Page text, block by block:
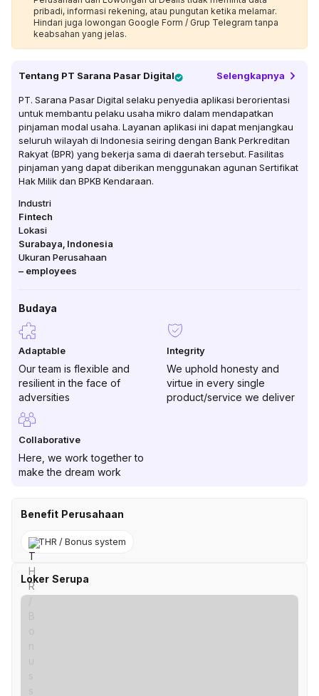
pribadi, informasi rekening, atau pungutan ketika melamar.
Hindari juga lowongan Google Form / Grup Telegram tanpa
keabsahan yang jelas.
Tentang PT Sarana Pasar Digital Selengkapnya
PT. Sarana Pasar Digital selaku penyedia aplikasi berorientasi
untuk membantu pelaku usaha mikro dalam mendapatkan
pinjaman modal usaha. Layanan aplikasi ini dapat menjangkau
seluruh wilayah di Indonesia seiring dengan Bank Perkreditan
Rakyat (BPR) yang bekerja sama di daerah tersebut. Fasilitas
pinjaman yang dapat diberikan menggunakan agunan Sertifikat
Hak Milik dan BPKB Kendaraan.
Industri
Fintech
Lokasi
Surabaya Indonesia
Ukuran Perusahaan
– employees
Budaya
Adaptable
Our team is flexible and
resilient in the face of
adversities
Integrity
We uphold honesty and
virtue in every single
product/service we deliver
Collaborative
Here, we work together to
make the dream work
Benefit Perusahaan
THR / Bonus system
Loker Serupa